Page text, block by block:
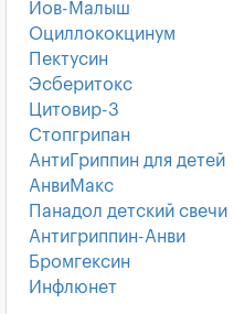
Иов-Малыш
Оциллококцинум
Пектусин
Эсберитокс
Цитовир-3
Стопгрипан
АнтиГриппин для детей
АнвиМакс
Панадол детский свечи
Антигриппин-Анви
Бромгексин
Инфлюнет